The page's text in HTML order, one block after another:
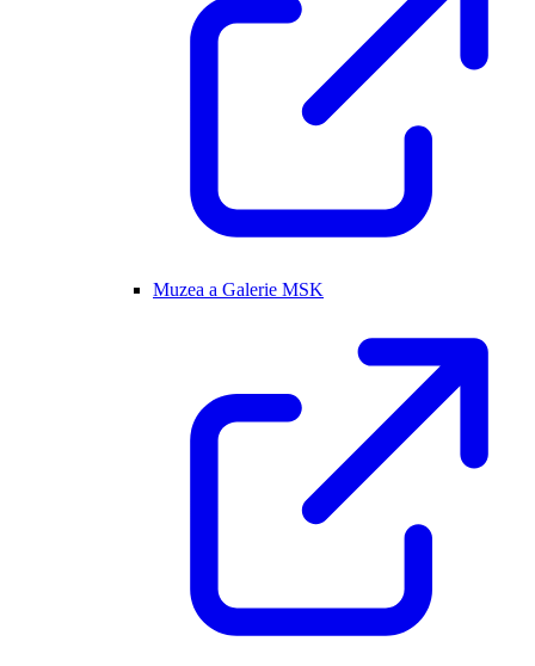
Muzea a Galerie MSK